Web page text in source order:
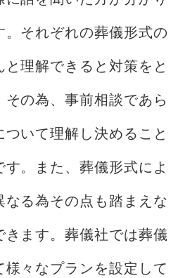
それぞれの葬儀形式の
理解できると対策をと
の為、事前相談であら
いて理解し決めること
。また、葬儀形式によ
なる為その点も踏まえな
きます。葬儀社では葬儀
々なプランを設定して